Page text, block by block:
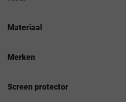
Materiaal
Merken
Screen protector